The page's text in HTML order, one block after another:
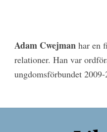
Adam Cwejman har en
relationer. Han var
ungdomsförbundet 2009-